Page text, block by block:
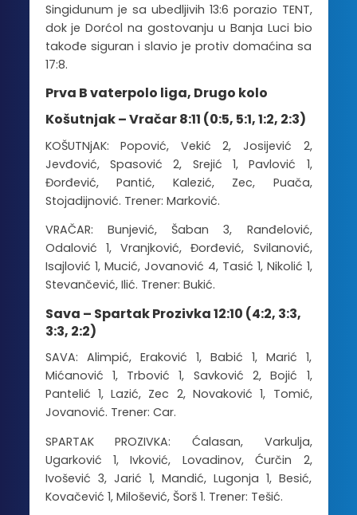
Singidunum je sa ubedljivih 13:6 porazio TENT,
dok je Dorćol na gostovanju u Banja Luci bio
takođe siguran i slavio je protiv domaćina sa
17:8.
Prva B vaterpolo liga, Drugo kolo
Košutnjak – Vračar 8:11 (0:5, 5:1, 1:2, 2:3)
KOŠUTNjAK: Popović, Vekić 2, Josijević 2,
Jevđović, Spasović 2, Srejić 1, Pavlović 1,
Đorđević, Pantić, Kalezić, Zec, Puača,
Stojadijnović. Trener: Marković.
VRAČAR: Bunjević, Šaban 3, Ranđelović,
Odalović 1, Vranjković, Đorđević, Svilanović,
Isajlović 1, Mucić, Jovanović 4, Tasić 1, Nikolić 1,
Stevančević, Ilić. Trener: Bukić.
Sava – Spartak Prozivka 12:10 (4:2, 3:3,
3:3, 2:2)
SAVA: Alimpić, Eraković 1, Babić 1, Marić 1,
Mićanović 1, Trbović 1, Savković 2, Bojić 1,
Pantelić 1, Lazić, Zec 2, Novaković 1, Tomić,
Jovanović. Trener: Car.
SPARTAK PROZIVKA: Ćalasan, Varkulja,
Ugarković 1, Ivković, Lovadinov, Ćurčin 2,
Ivošević 3, Jarić 1, Mandić, Lugonja 1, Besić,
Kovačević 1, Milošević, Šorš 1. Trener: Tešić.